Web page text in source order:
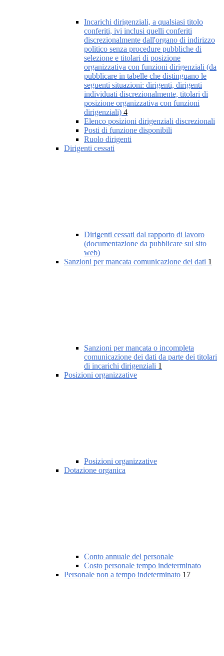
Incarichi dirigenziali, a qualsiasi titolo
conferiti, ivi inclusi quelli conferiti
discrezionalmente dall'organo di indirizzo
politico senza procedure pubbliche di
selezione e titolari di posizione
organizzativa con funzioni dirigenziali (da
pubblicare in tabelle che distinguano le
seguenti situazioni: dirigenti, dirigenti
individuati discrezionalmente, titolari di
posizione organizzativa con funzioni
dirigenziali) 4
Elenco posizioni dirigenziali discrezionali
Posti di funzione disponibili
Ruolo dirigenti
Dirigenti cessati
Dirigenti cessati dal rapporto di lavoro
(documentazione da pubblicare sul sito
web)
Sanzioni per mancata comunicazione dei dati 1
Sanzioni per mancata o incompleta
comunicazione dei dati da parte dei titolari
di incarichi dirigenziali 1
Posizioni organizzative
Posizioni organizzative
Dotazione organica
Conto annuale del personale
Costo personale tempo indeterminato
Personale non a tempo indeterminato 17